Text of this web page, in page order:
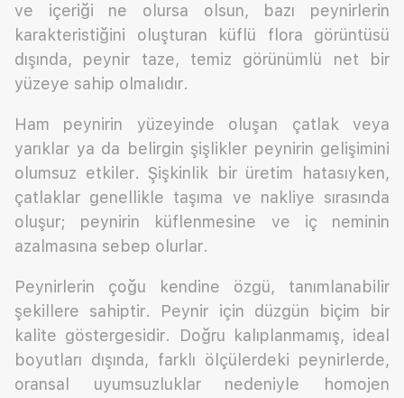
ve içeriği ne olursa olsun, bazı peynirlerin
karakteristiğini oluşturan küflü flora görüntüsü
dışında, peynir taze, temiz görünümlü net bir
yüzeye sahip olmalıdır.
Ham peynirin yüzeyinde oluşan çatlak veya
yarıklar ya da belirgin şişlikler peynirin gelişimini
olumsuz etkiler. Şişkinlik bir üretim hatasıyken,
çatlaklar genellikle taşıma ve nakliye sırasında
oluşur; peynirin küflenmesine ve iç neminin
azalmasına sebep olurlar.
Peynirlerin çoğu kendine özgü, tanımlanabilir
şekillere sahiptir. Peynir için düzgün biçim bir
kalite göstergesidir. Doğru kalıplanmamış, ideal
boyutları dışında, farklı ölçülerdeki peynirlerde,
oransal uyumsuzluklar nedeniyle homojen